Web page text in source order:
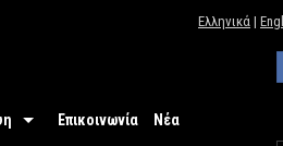
Ελληνικά |
Επικοινωνία Νέα